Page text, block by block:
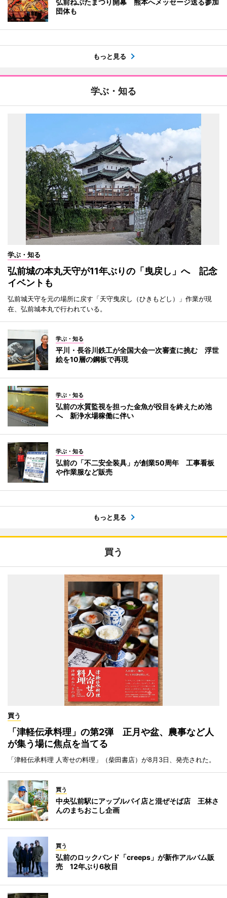
弘前ねぷたまつり開幕 熊本へメッセージ送る参加
団体も
もっと見る
学ぶ・知る
学ぶ・知る
弘前城の本丸天守が11年ぶりの「曳戻し」へ 記念
イベントも
弘前城天守を元の場所に戻す「天守曳戻し（ひきもどし）」作業が現
在、弘前城本丸で行われている。
学ぶ・知る
平川・長谷川鉄工が全国大会一次審査に挑む 浮世
絵を10層の鋼板で再現
学ぶ・知る
弘前の水質監視を担った金魚が役目を終えため池
へ 新浄水場稼働に伴い
学ぶ・知る
弘前の「不二安全装具」が創業50周年 工事看板
や作業服など販売
もっと見る
買う
買う
「津軽伝承料理」の第2弾 正月や盆、農事など人
が集う場に焦点を当てる
「津軽伝承料理 人寄せの料理」（柴田書店）が8月3日、発売された。
買う
中央弘前駅にアップルパイ店と混ぜそば店 王林さ
んのまちおこし企画
買う
弘前のロックバンド「creeps」が新作アルバム販
売 12年ぶり6枚目